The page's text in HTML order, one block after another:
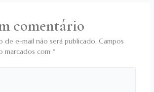
comentário
de e-mail não será publicado. Campos
marcados com *